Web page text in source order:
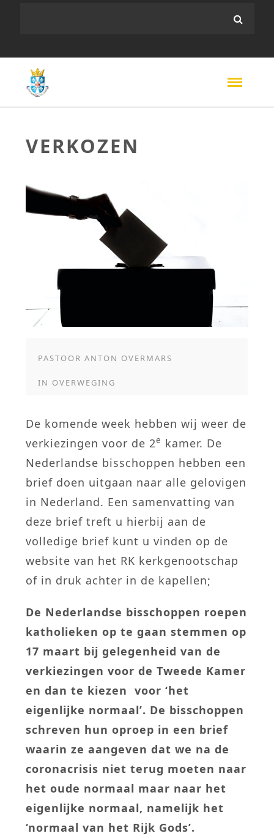
VERKOZEN
PASTOOR ANTON OVERMARS
IN OVERWEGING
De komende week hebben wij weer de
verkiezingen voor de 2e kamer. De
Nederlandse bisschoppen hebben een
brief doen uitgaan naar alle gelovigen
in Nederland. Een samenvatting van
deze brief treft u hierbij aan de
volledige brief kunt u vinden op de
website van het RK kerkgenootschap
of in druk achter in de kapellen;
De Nederlandse bisschoppen roepen
katholieken op te gaan stemmen op
17 maart bij gelegenheid van de
verkiezingen voor de Tweede Kamer
en dan te kiezen voor ‘het
eigenlijke normaal’. De bisschoppen
schreven hun oproep in een brief
waarin ze aangeven dat we na de
coronacrisis niet terug moeten naar
het oude normaal maar naar het
eigenlijke normaal, namelijk het
‘normaal van het Rijk Gods’.